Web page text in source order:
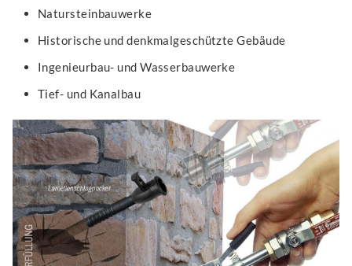
Natursteinbauwerke
Historische und denkmalgeschützte Gebäude
Ingenieurbau- und Wasserbauwerke
Tief- und Kanalbau